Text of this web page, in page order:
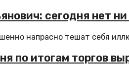
сегодня нет
напрасно тешат себя
по итогам торгов